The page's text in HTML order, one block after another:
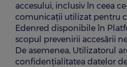
accesului, inclusiv în ceea
comunicații utilizat pentru
Edenred disponibile în
scopul prevenirii accesării
De asemenea, Utilizatorul
confidențialitatea datelor